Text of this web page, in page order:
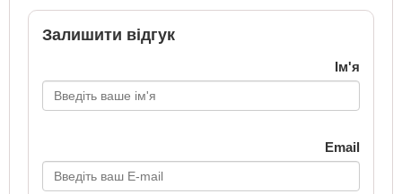
Залишити відгук
Ім'я
Email